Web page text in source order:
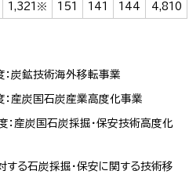
1,321※ 151 141 144 4,810
炭鉱技術海外移転事業
産炭国石炭産業高度化事業
産炭国石炭採掘・保安技術高度化
する石炭採掘・保安に関する技術移